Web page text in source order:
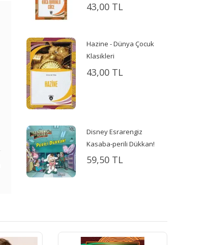
43,00 TL
Hazine - Dünya Çocuk
Klasikleri
43,00 TL
Disney Esrarengiz
Kasaba-perili Dükkan!
59,50 TL